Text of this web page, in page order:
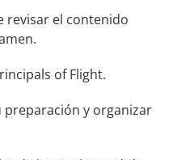
revisar el contenido
of Flight.
preparación y organizar